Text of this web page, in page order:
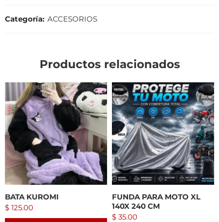
Categoría: ACCESORIOS
Productos relacionados
BATA KUROMI
$ 125.00
FUNDA PARA MOTO XL
140X 240 CM
$ 35.00